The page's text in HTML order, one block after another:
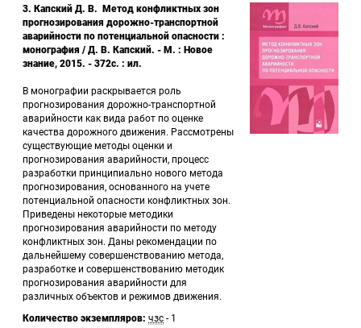
3. Капский Д. В. Метод конфликтных зон
прогнозирования дорожно-транспортной
аварийности по потенциальной опасности :
монография / Д. В. Капский. - М. : Новое
знание, 2015. - 372с. : ил.
В монографии раскрывается роль
прогнозирования дорожно-транспортной
аварийности как вида работ по оценке
качества дорожного движения. Рассмотрены
существующие методы оценки и
прогнозирования аварийности, процесс
разработки принципиально нового метода
прогнозирования, основанного на учете
потенциальной опасности конфликтных зон.
Приведены некоторые методики
прогнозирования аварийности по методу
конфликтных зон. Даны рекомендации по
дальнейшему совершенствованию метода,
разработке и совершенствованию методик
прогнозирования аварийности для
различных объектов и режимов движения.
Количество экземпляров: чзс - 1